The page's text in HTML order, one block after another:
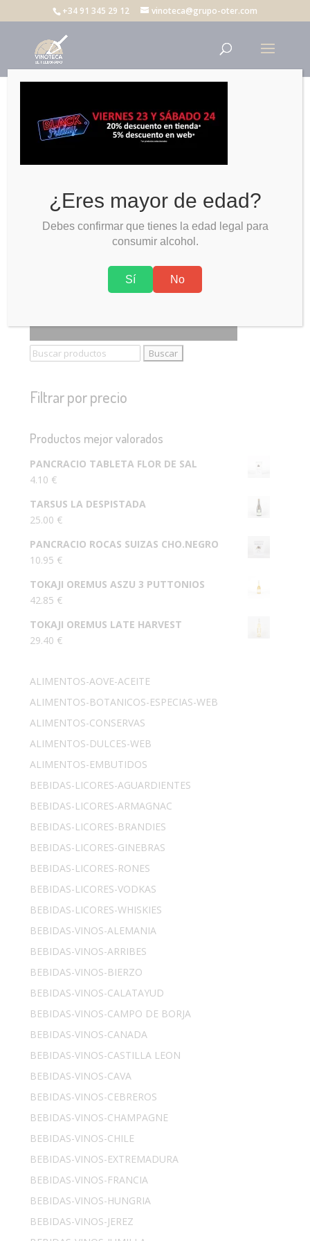
+34 91 345 29 12 vinoteca@grupo-oter.com
Black
Buscar:
Filtrar por precio
Productos mejor valorados
PANCRACIO TABLETA FLOR DE SAL
4.10 €
TARSUS LA DESPISTADA
25.00 €
PANCRACIO ROCAS SUIZAS CHO.NEGRO
10.95 €
TOKAJI OREMUS ASZU 3 PUTTONIOS
42.85 €
TOKAJI OREMUS LATE HARVEST
29.40 €
ALIMENTOS-AOVE-ACEITE
ALIMENTOS-BOTANICOS-ESPECIAS-WEB
ALIMENTOS-CONSERVAS
ALIMENTOS-DULCES-WEB
ALIMENTOS-EMBUTIDOS
BEBIDAS-LICORES-AGUARDIENTES
BEBIDAS-LICORES-ARMAGNAC
BEBIDAS-LICORES-BRANDIES
BEBIDAS-LICORES-GINEBRAS
BEBIDAS-LICORES-RONES
BEBIDAS-LICORES-VODKAS
BEBIDAS-LICORES-WHISKIES
BEBIDAS-VINOS-ALEMANIA
BEBIDAS-VINOS-ARRIBES
BEBIDAS-VINOS-BIERZO
BEBIDAS-VINOS-CALATAYUD
BEBIDAS-VINOS-CAMPO DE BORJA
BEBIDAS-VINOS-CANADA
BEBIDAS-VINOS-CASTILLA LEON
BEBIDAS-VINOS-CAVA
BEBIDAS-VINOS-CEBREROS
BEBIDAS-VINOS-CHAMPAGNE
BEBIDAS-VINOS-CHILE
BEBIDAS-VINOS-EXTREMADURA
BEBIDAS-VINOS-FRANCIA
BEBIDAS-VINOS-HUNGRIA
BEBIDAS-VINOS-JEREZ
¿Eres mayor de edad?
Debes confirmar que tienes la edad legal para
consumir alcohol.
Sí No